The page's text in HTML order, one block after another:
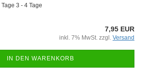
3 - 4 Tage
7,95 EUR
inkl. 7% MwSt. zzgl. Versand
IN DEN WARENKORB